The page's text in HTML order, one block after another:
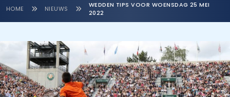
HOME NIEUWS
WEDDEN TIPS VOOR WOENSDAG 25 MEI
2022